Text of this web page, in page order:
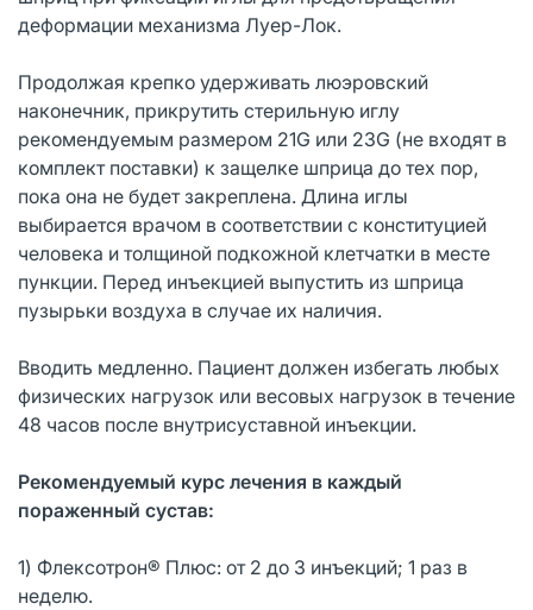
деформации механизма Луер-Лок.
Продолжая крепко удерживать люэровский
наконечник, прикрутить стерильную иглу
рекомендуемым размером 21G или 23G (не входят в
комплект поставки) к защелке шприца до тех пор,
пока она не будет закреплена. Длина иглы
выбирается врачом в соответствии с конституцией
человека и толщиной подкожной клетчатки в месте
пункции. Перед инъекцией выпустить из шприца
пузырьки воздуха в случае их наличия.
Вводить медленно. Пациент должен избегать любых
физических нагрузок или весовых нагрузок в течение
48 часов после внутрисуставной инъекции.
Рекомендуемый курс лечения в каждый
пораженный сустав:
1) Флексотрон® Плюс: от 2 до 3 инъекций; 1 раз в
неделю.